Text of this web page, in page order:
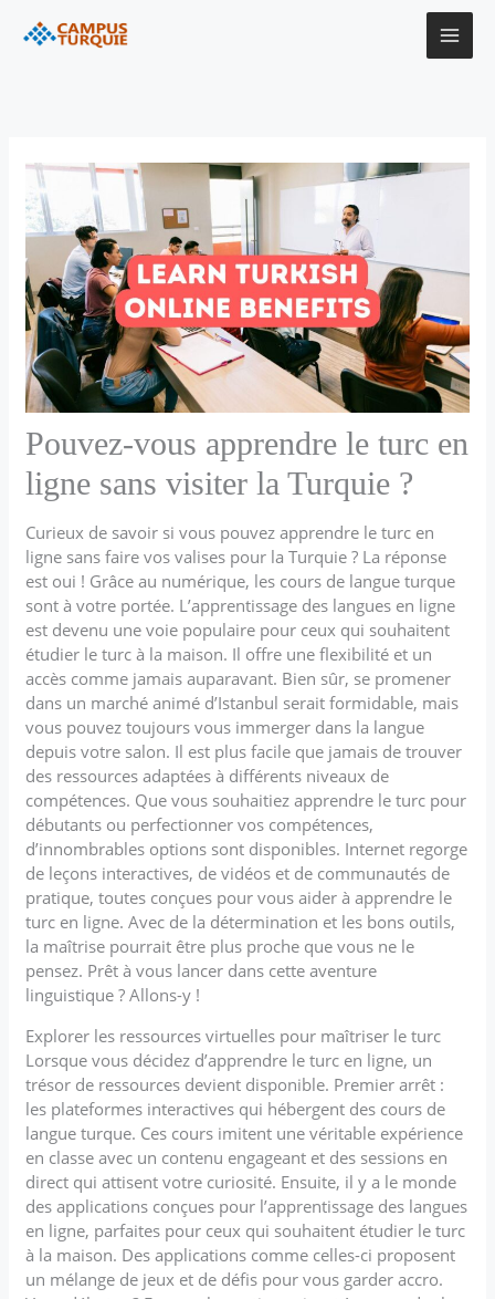
Pouvez-vous apprendre le turc en
ligne sans visiter la Turquie ?
Curieux de savoir si vous pouvez apprendre le turc en
ligne sans faire vos valises pour la Turquie ? La réponse
est oui ! Grâce au numérique, les cours de langue turque
sont à votre portée. L’apprentissage des langues en ligne
est devenu une voie populaire pour ceux qui souhaitent
étudier le turc à la maison. Il offre une flexibilité et un
accès comme jamais auparavant. Bien sûr, se promener
dans un marché animé d’Istanbul serait formidable, mais
vous pouvez toujours vous immerger dans la langue
depuis votre salon. Il est plus facile que jamais de trouver
des ressources adaptées à différents niveaux de
compétences. Que vous souhaitiez apprendre le turc pour
débutants ou perfectionner vos compétences,
d’innombrables options sont disponibles. Internet regorge
de leçons interactives, de vidéos et de communautés de
pratique, toutes conçues pour vous aider à apprendre le
turc en ligne. Avec de la détermination et les bons outils,
la maîtrise pourrait être plus proche que vous ne le
pensez. Prêt à vous lancer dans cette aventure
linguistique ? Allons-y !
Explorer les ressources virtuelles pour maîtriser le turc
Lorsque vous décidez d’apprendre le turc en ligne, un
trésor de ressources devient disponible. Premier arrêt :
les plateformes interactives qui hébergent des cours de
langue turque. Ces cours imitent une véritable expérience
en classe avec un contenu engageant et des sessions en
direct qui attisent votre curiosité. Ensuite, il y a le monde
des applications conçues pour l’apprentissage des langues
en ligne, parfaites pour ceux qui souhaitent étudier le turc
à la maison. Des applications comme celles-ci proposent
un mélange de jeux et de défis pour vous garder accro.